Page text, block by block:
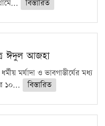
বিস্তারিত
ঈদুল আজহা
মর্যাদা ও ভাবগাম্ভীর্যের মধ্য
১০...
বিস্তারিত